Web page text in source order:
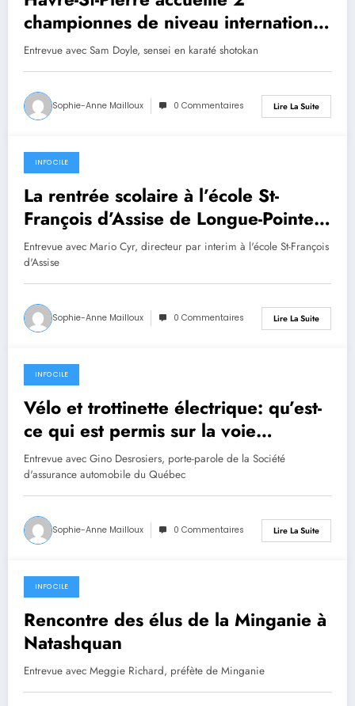
championnes de niveau international
en karaté shotokan pour une
formation
Entrevue avec Sam Doyle, sensei en karaté shotokan
Sophie-Anne Mailloux 0 Commentaires Lire La Suite
27 août 2024
INFO CILE
La rentrée scolaire à l’école St-
François d’Assise de Longue-Pointe-
de-Mingan
Entrevue avec Mario Cyr, directeur par interim à l'école St-François
d'Assise
Sophie-Anne Mailloux 0 Commentaires Lire La Suite
26 août 2024
INFO CILE
Vélo et trottinette électrique: qu’est-
ce qui est permis sur la voie
publique ?
Entrevue avec Gino Desrosiers, porte-parole de la Société
d'assurance automobile du Québec
Sophie-Anne Mailloux 0 Commentaires Lire La Suite
26 août 2024
INFO CILE
Rencontre des élus de la Minganie à
Natashquan
Entrevue avec Meggie Richard, préfète de Minganie